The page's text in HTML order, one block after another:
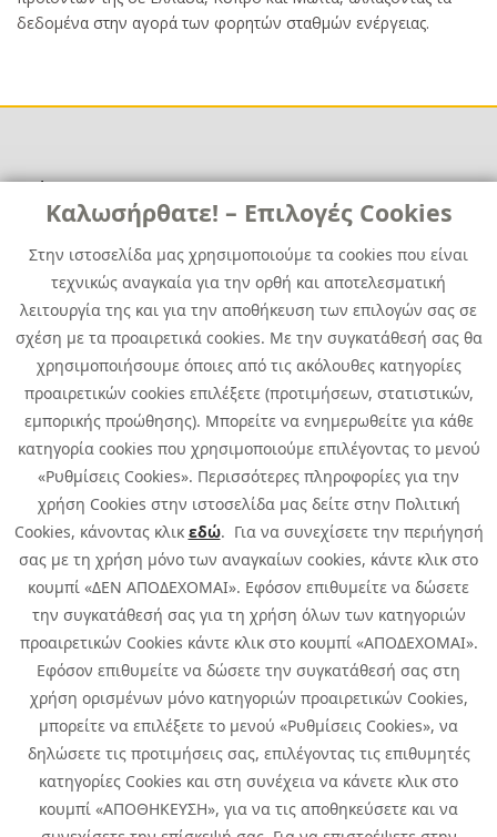
Καλωσήρθατε! – Επιλογές Cookies
Στην ιστοσελίδα μας χρησιμοποιούμε τα cookies που είναι
τεχνικώς αναγκαία για την ορθή και αποτελεσματική
λειτουργία της και για την αποθήκευση των επιλογών σας σε
σχέση με τα προαιρετικά cookies. Με την συγκατάθεσή σας θα
χρησιμοποιήσουμε όποιες από τις ακόλουθες κατηγορίες
προαιρετικών cookies επιλέξετε (προτιμήσεων, στατιστικών,
εμπορικής προώθησης). Μπορείτε να ενημερωθείτε για κάθε
κατηγορία cookies που χρησιμοποιούμε επιλέγοντας το μενού
«Ρυθμίσεις Cookies». Περισσότερες πληροφορίες για την
χρήση Cookies στην ιστοσελίδα μας δείτε στην Πολιτική
Cookies, κάνοντας κλικ εδώ. Για να συνεχίσετε την περιήγησή
σας με τη χρήση μόνο των αναγκαίων cookies, κάντε κλικ στο
κουμπί «ΔΕΝ ΑΠΟΔΕΧΟΜΑΙ». Εφόσον επιθυμείτε να δώσετε
την συγκατάθεσή σας για τη χρήση όλων των κατηγοριών
προαιρετικών Cookies κάντε κλικ στο κουμπί «ΑΠΟΔΕΧΟΜΑΙ».
Εφόσον επιθυμείτε να δώσετε την συγκατάθεσή σας στη
χρήση ορισμένων μόνο κατηγοριών προαιρετικών Cookies,
μπορείτε να επιλέξετε το μενού «Ρυθμίσεις Cookies», να
δηλώσετε τις προτιμήσεις σας, επιλέγοντας τις επιθυμητές
κατηγορίες Cookies και στη συνέχεια να κάνετε κλικ στο
κουμπί «ΑΠΟΘΗΚΕΥΣΗ», για να τις αποθηκεύσετε και να
δεδομένα στην αγορά των φορητών σταθμών ενέργειας.
Χρήσιμα
Χρήσιμα
Επικοινωνία
Media Kit
Καριέρα
Όμιλος Quest
Site Map